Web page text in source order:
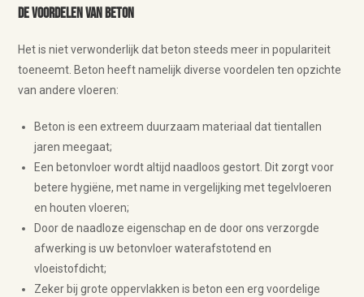
De voordelen van beton
Het is niet verwonderlijk dat beton steeds meer in populariteit
toeneemt. Beton heeft namelijk diverse voordelen ten opzichte
van andere vloeren:
Beton is een extreem duurzaam materiaal dat tientallen
jaren meegaat;
Een betonvloer wordt altijd naadloos gestort. Dit zorgt voor
betere hygiëne, met name in vergelijking met tegelvloeren
en houten vloeren;
Door de naadloze eigenschap en de door ons verzorgde
afwerking is uw betonvloer waterafstotend en
vloeistofdicht;
Zeker bij grote oppervlakken is beton een erg voordelige